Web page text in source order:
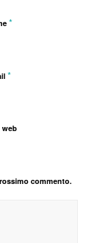
*
*
web
commento.